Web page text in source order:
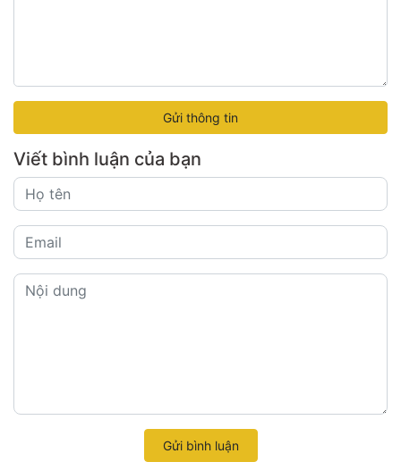
Gửi thông tin
Viết bình luận của bạn
Gửi bình luận